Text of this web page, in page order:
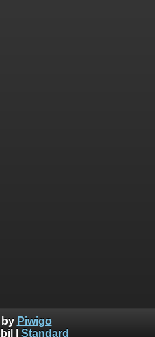
by Piwigo
Standard